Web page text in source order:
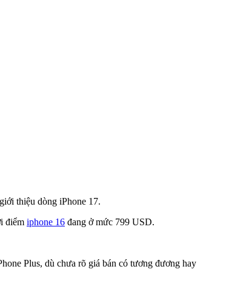
thiệu dòng iPhone 17.
điểm iphone 16 đang ở mức 799 USD.
Plus, dù chưa rõ giá bán có tương đương hay